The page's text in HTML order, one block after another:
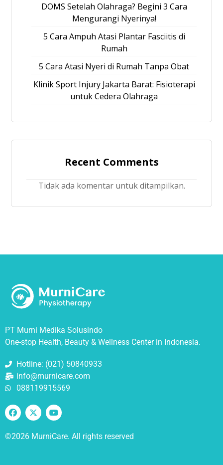
DOMS Setelah Olahraga? Begini 3 Cara
Mengurangi Nyerinya!
5 Cara Ampuh Atasi Plantar Fasciitis di
Rumah
5 Cara Atasi Nyeri di Rumah Tanpa Obat
Klinik Sport Injury Jakarta Barat: Fisioterapi
untuk Cedera Olahraga
Recent Comments
Tidak ada komentar untuk ditampilkan.
PT Murni Medika Solusindo
One-stop Health, Beauty & Wellness Center in Indonesia.
Hotline: (021) 50840933
info@murnicare.com
088119915569
©2026 MurniCare. All rights reserved